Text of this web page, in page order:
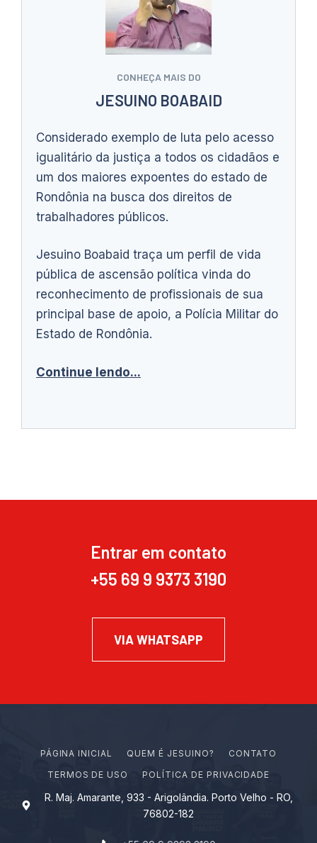
CONHEÇA MAIS DO
JESUINO BOABAID
Considerado exemplo de luta pelo acesso
igualitário da justiça a todos os cidadãos e
um dos maiores expoentes do estado de
Rondônia na busca dos direitos de
trabalhadores públicos.
Jesuino Boabaid traça um perfil de vida
pública de ascensão política vinda do
reconhecimento de profissionais de sua
principal base de apoio, a Polícia Militar do
Estado de Rondônia.
Continue lendo...
Entrar em contato
+55 69 9 9373 3190
VIA WHATSAPP
PÁGINA INICIAL Q U EM É J ES U I N O?
CONTATO
TERMOS DE USO
POLÍTICA DE PRIVACIDADE
R. Maj. Amarante, 933 - Arigolândia. Porto Velho - RO,
76802-182